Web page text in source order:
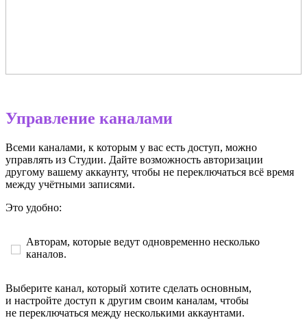
Управление каналами
Всеми каналами, к которым у вас есть доступ, можно
управлять из Студии. Дайте возможность авторизации
другому вашему аккаунту, чтобы не переключаться всё время
между учётными записями.
Это удобно:
Авторам, которые ведут одновременно несколько
каналов.
Выберите канал, который хотите сделать основным,
и настройте доступ к другим своим каналам, чтобы
не переключаться между несколькими аккаунтами.